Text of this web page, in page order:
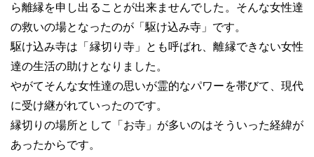
ら離縁を申し出ることが出来ませんでした。そんな女性達
の救いの場となったのが「駆け込み寺」です。
駆け込み寺は「縁切り寺」とも呼ばれ、離縁できない女性
達の生活の助けとなりました。
やがてそんな女性達の思いが霊的なパワーを帯びて、現代
に受け継がれていったのです。
縁切りの場所として「お寺」が多いのはそういった経緯が
あったからです。